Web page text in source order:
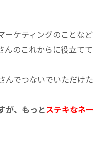
ーケティングのことなど
んのこれからに役立てて
んでつないでいただけた
が、もっとステキなネー